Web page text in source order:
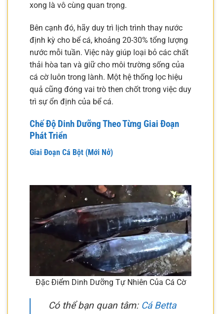
xong là vô cùng quan trọng.
Bên cạnh đó, hãy duy trì lịch trình thay nước
định kỳ cho bể cá, khoảng 20-30% tổng lượng
nước mỗi tuần. Việc này giúp loại bỏ các chất
thải hòa tan và giữ cho môi trường sống của
cá cờ luôn trong lành. Một hệ thống lọc hiệu
quả cũng đóng vai trò then chốt trong việc duy
trì sự ổn định của bể cá.
Chế Độ Dinh Dưỡng Theo Từng Giai Đoạn
Phát Triển
Giai Đoạn Cá Bột (Mới Nở)
Đặc Điểm Dinh Dưỡng Tự Nhiên Của Cá Cờ
Có thể bạn quan tâm: Cá Betta